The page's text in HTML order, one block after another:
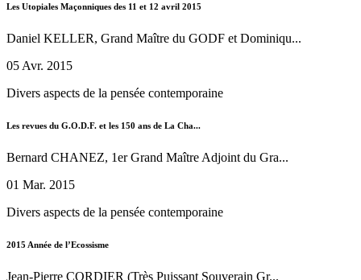
Les Utopiales Maçonniques des 11 et 12 avril 2015
Daniel KELLER, Grand Maître du GODF et Dominiqu...
05 Avr. 2015
Divers aspects de la pensée contemporaine
Les revues du G.O.D.F. et les 150 ans de La Cha...
Bernard CHANEZ, 1er Grand Maître Adjoint du Gra...
01 Mar. 2015
Divers aspects de la pensée contemporaine
2015 Année de l’Ecossisme
Jean-Pierre CORDIER (Très Puissant Souverain Gr...